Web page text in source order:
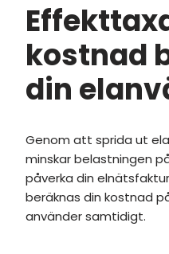
kostnad
din
Genom att sprida ut
minskar belastningen
påverka din
beräknas din kostnad
använder samtidigt.